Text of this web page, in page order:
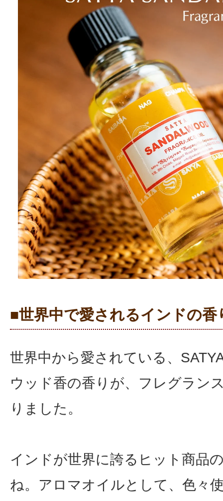
■世界中で愛されるインドの香
世界中から愛されている、
ウッド香の香りが、フレグラン
りました。
インドが世界に誇るヒット商品
ね。アロマオイルとして、色々